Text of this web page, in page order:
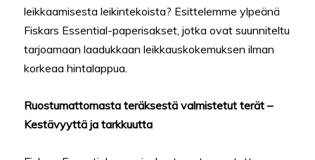
leikkaamisesta leikintekoista? Esittelemme ylpeänä
Fiskars Essential-paperisakset, jotka ovat suunniteltu
tarjoamaan laadukkaan leikkauskokemuksen ilman
korkeaa hintalappua.
Ruostumattomasta teräksestä valmistetut terät –
Kestävyyttä ja tarkkuutta